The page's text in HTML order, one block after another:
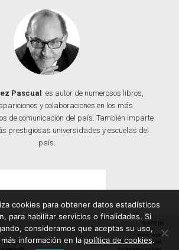
Pascual
es autor de numerosos libros,
y colaboraciones en los más
de comunicación del país. También imparte
prestigiosas universidades y escuelas del
país.
IR ARRIBA
Aviso legal
Política de privacidad
cookies para obtener datos estadísticos
para habilitar servicios o finalidades. Si
consideramos que aceptas su uso,
información en la política de cookies.